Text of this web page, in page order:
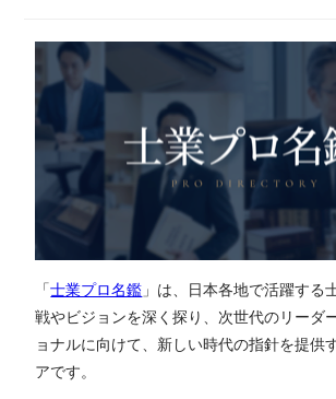
「士業プロ名鑑 」は、日本各地で活躍する
戦やビジョンを深く探り、次世代のリーダ
ョナルに向けて、新しい時代の指針を提供
アです。